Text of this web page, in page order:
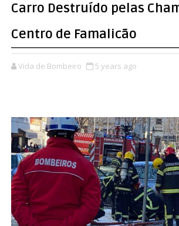
Carro Destruído pelas
Centro de Famalicão
Vida de Bombeiro 5 years ago